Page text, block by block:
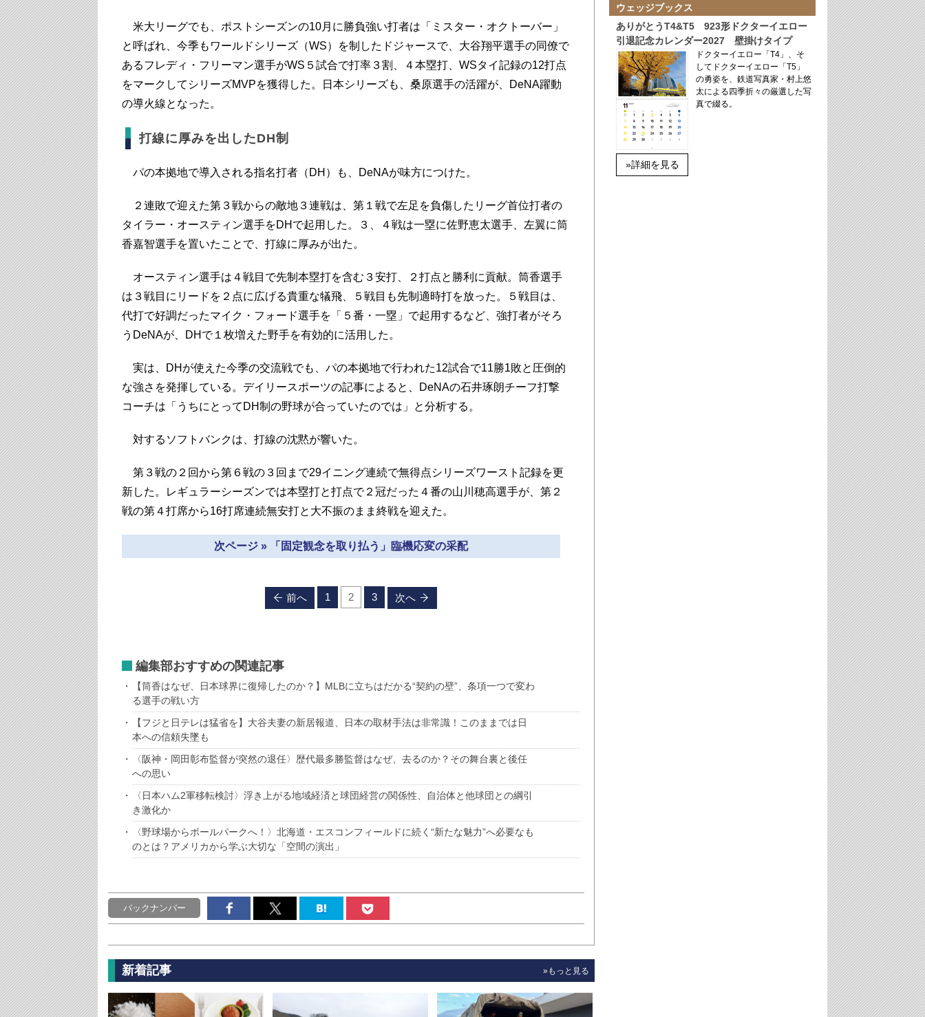
米大リーグでも、ポストシーズンの10月に勝負強い打者は「ミスター・オクトーバー」
と呼ばれ、今季もワールドシリーズ（WS）を制したドジャースで、大谷翔平選手の同僚で
あるフレディ・フリーマン選手がWS５試合で打率３割、４本塁打、WSタイ記録の12打点
をマークしてシリーズMVPを獲得した。日本シリーズも、桑原選手の活躍が、DeNA躍動
の導火線となった。
打線に厚みを出したDH制
パの本拠地で導入される指名打者（DH）も、DeNAが味方につけた。
２連敗で迎えた第３戦からの敵地３連戦は、第１戦で左足を負傷したリーグ首位打者の
タイラー・オースティン選手をDHで起用した。３、４戦は一塁に佐野恵太選手、左翼に筒
香嘉智選手を置いたことで、打線に厚みが出た。
オースティン選手は４戦目で先制本塁打を含む３安打、２打点と勝利に貢献。筒香選手
は３戦目にリードを２点に広げる貴重な犠飛、５戦目も先制適時打を放った。５戦目は、
代打で好調だったマイク・フォード選手を「５番・一塁」で起用するなど、強打者がそろ
うDeNAが、DHで１枚増えた野手を有効的に活用した。
実は、DHが使えた今季の交流戦でも、パの本拠地で行われた12試合で11勝1敗と圧倒的
な強さを発揮している。デイリースポーツの記事によると、DeNAの石井琢朗チーフ打撃
コーチは「うちにとってDH制の野球が合っていたのでは」と分析する。
対するソフトバンクは、打線の沈黙が響いた。
第３戦の２回から第６戦の３回まで29イニング連続で無得点シリーズワースト記録を更
新した。レギュラーシーズンでは本塁打と打点で２冠だった４番の山川穂高選手が、第２
戦の第４打席から16打席連続無安打と大不振のまま終戦を迎えた。
次ページ » 「固定観念を取り払う」臨機応変の采配
前へ 1 2 3 次へ
編集部おすすめの関連記事
【筒香はなぜ、日本球界に復帰したのか？】MLBに立ちはだかる“契約の壁”、条項一つで変わ
る選手の戦い方
【フジと日テレは猛省を】大谷夫妻の新居報道、日本の取材手法は非常識！このままでは日
本への信頼失墜も
〈阪神・岡田彰布監督が突然の退任〉歴代最多勝監督はなぜ、去るのか？その舞台裏と後任
への思い
〈日本ハム2軍移転検討〉浮き上がる地域経済と球団経営の関係性、自治体と他球団との綱引
き激化か
〈野球場からボールパークへ！〉北海道・エスコンフィールドに続く“新たな魅力”へ必要なも
のとは？アメリカから学ぶ大切な「空間の演出」
バックナンバー
新着記事 »もっと見る
ウェッジブックス
ありがとうT4&T5 923形ドクターイエロー
引退記念カレンダー2027 壁掛けタイプ
»詳細を見る
ドクターイエロー「T4」、そ
してドクターイエロー「T5」
の勇姿を、鉄道写真家・村上悠
太による四季折々の厳選した写
真で綴る。